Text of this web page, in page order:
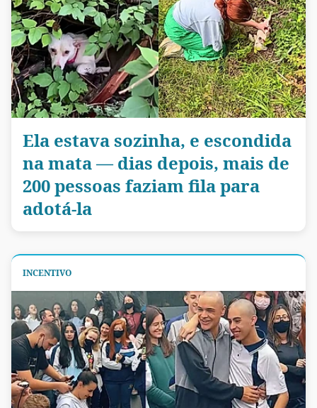
Ela estava sozinha, e escondida
na mata — dias depois, mais de
200 pessoas faziam fila para
adotá-la
INCENTIVO